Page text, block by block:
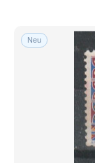
Neu